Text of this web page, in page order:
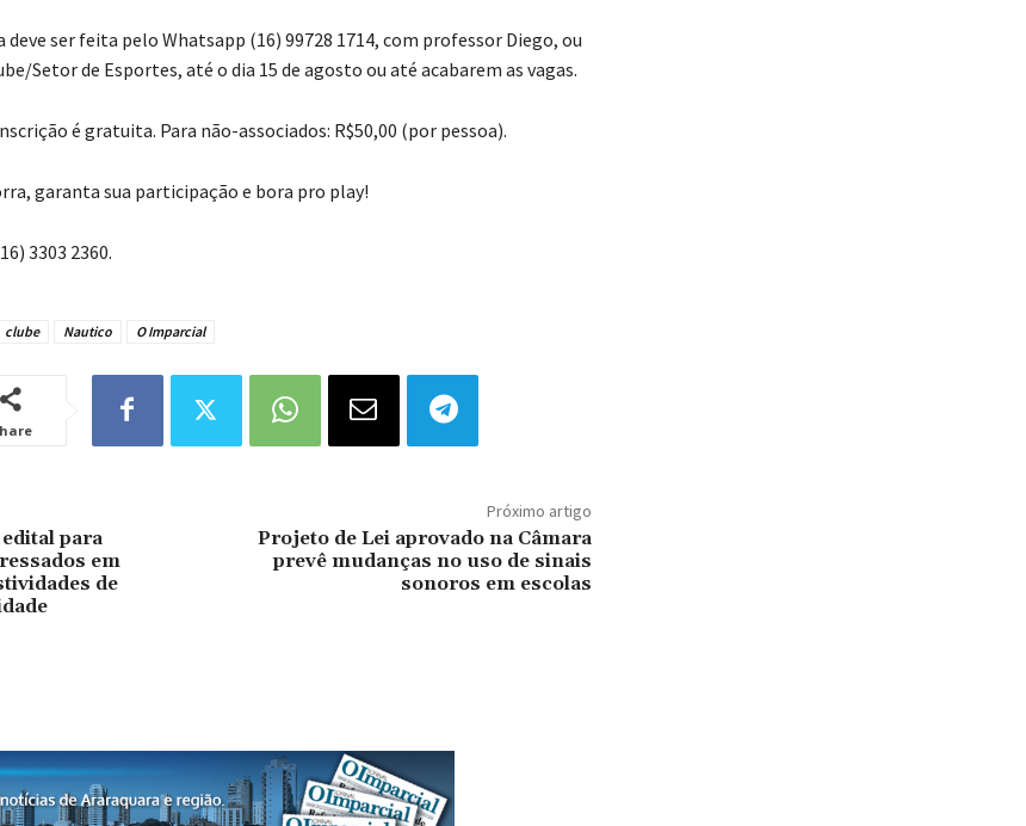
deve ser feita pelo Whatsapp (16) 99728 1714, com professor Diego, ou
Setor de Esportes, até o dia 15 de agosto ou até acabarem as vagas.
é gratuita. Para não-associados: R$50,00 (por pessoa).
garanta sua participação e bora pro play!
3303 2360.
clube Nautico O Imparcial
para
em
de
Próximo artigo
Projeto de Lei aprovado na Câmara
prevê mudanças no uso de sinais
sonoros em escolas